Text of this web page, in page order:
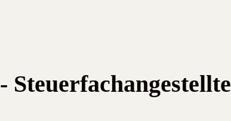
Steuerfachangestellte